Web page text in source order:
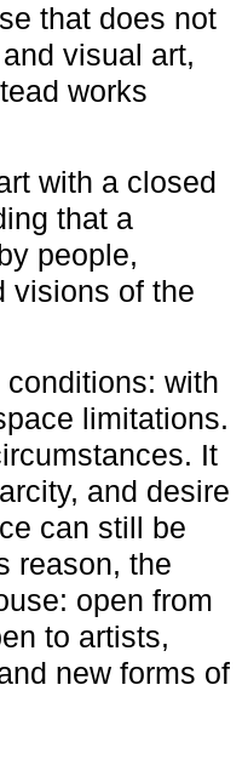
that does not
visual art,
works
with a closed
that a
people,
visions of the
with
limitations.
It
and desire
can still be
reason, the
open from
to artists,
new forms of